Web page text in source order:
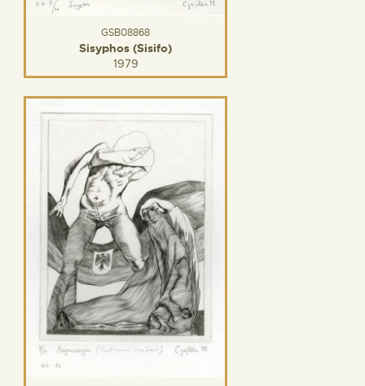
GSB08868
Sisyphos (Sisifo)
1979